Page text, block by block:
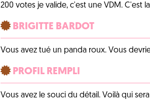
200 votes je valide, c'est une VDM. C'est
BRIGITTE BARDOT
Vous avez tué un panda roux. Vous
PROFIL REMPLI
Vous avez le souci du détail. Voilà qui